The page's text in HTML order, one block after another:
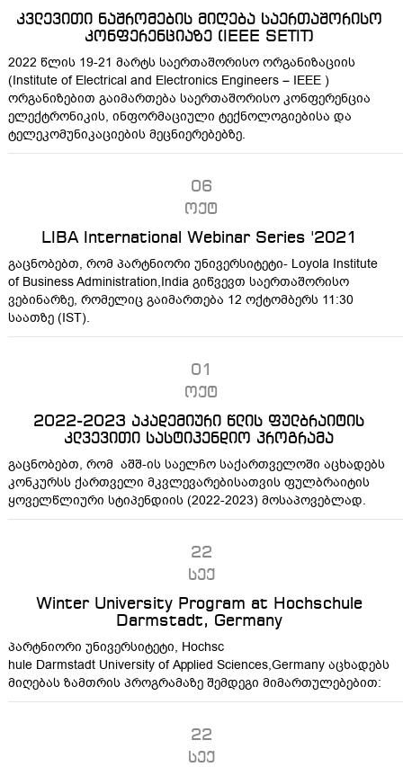
კვლევითი ნაშრომების მიღება საერთაშორისო
კონფერენციაზე (IEEE SETIT)
2022 წლის 19-21 მარტს საერთაშორისო ორგანიზაციის
(Institute of Electrical and Electronics Engineers – IEEE )
ორგანიზებით გაიმართება საერთაშორისო კონფერენცია
ელექტრონიკის, ინფორმაციული ტექნოლოგიებისა და
ტელეკომუნიკაციების მეცნიერებებზე.
06
ოქტ
LIBA International Webinar Series '2021
გაცნობებთ, რომ პარტნიორი უნივერსიტეტი- Loyola Institute
of Business Administration,India გიწვევთ საერთაშორისო
ვებინარზე, რომელიც გაიმართება 12 ოქტომბერს 11:30
საათზე (IST).
01
ოქტ
2022-2023 აკადემიური წლის ფულბრაიტის
კლვევითი სასტიპენდიო პროგრამა
გაცნობებთ, რომ აშშ-ის საელჩო საქართველოში აცხადებს
კონკურსს ქართველი მკვლევარებისათვის ფულბრაიტის
ყოველწლიური სტიპენდიის (2022-2023) მოსაპოვებლად.
22
სექ
Winter University Program at Hochschule
Darmstadt, Germany
პარტნიორი უნივერსიტეტი, Hochsc
hule Darmstadt University of Applied Sciences,Germany აცხადებს
მიღებას ზამთრის პროგრამაზე შემდეგი მიმართულებებით:
22
სექ